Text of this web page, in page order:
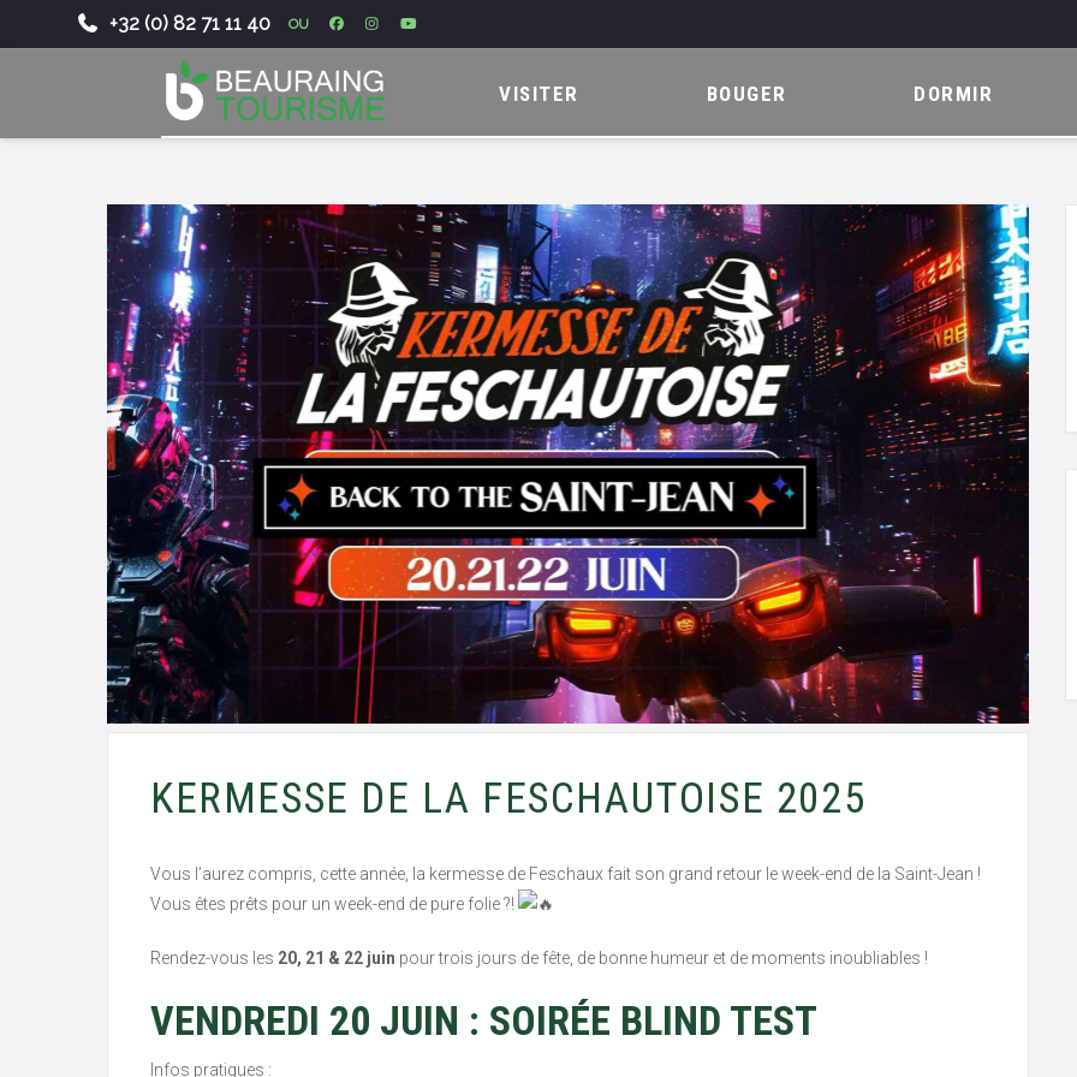
- VISITER BOUGER DORMIR
+32 (0) 82 71 11 40 OU
KERMESSE DE LA FESCHAUTOISE 2025
Vous l’aurez compris, cette année, la kermesse de Feschaux fait son grand retour le week-end de la Saint-Jean !
Vous êtes prêts pour un week-end de pure folie ?!
Rendez-vous les 20, 21 & 22 juin pour trois jours de fête, de bonne humeur et de moments inoubliables !
VENDREDI 20 JUIN : SOIRÉE BLIND TEST
Infos pratiques :